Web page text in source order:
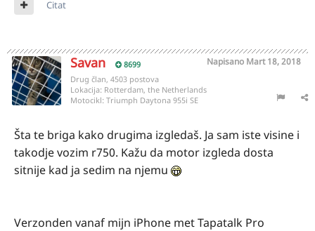
Citat
Savan 8699 Napisano Mart 18, 2018
Drug član, 4503 postova
Lokacija: Rotterdam, the Netherlands
Motocikl: Triumph Daytona 955i SE
Šta te briga kako drugima izgledaš. Ja sam iste visine i
takodje vozim r750. Kažu da motor izgleda dosta
sitnije kad ja sedim na njemu
Verzonden vanaf mijn iPhone met Tapatalk Pro